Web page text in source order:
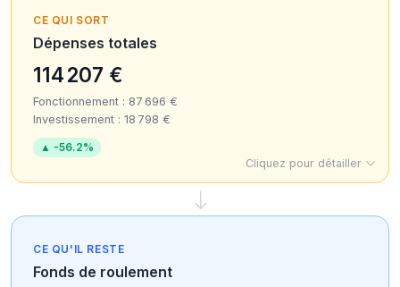
CE QUI SORT
Dépenses totales
114 207 €
Fonctionnement : 87 696 €
Investissement : 18 798 €
▲ -56.2%
Cliquez pour détailler
CE QU'IL RESTE
Fonds de roulement